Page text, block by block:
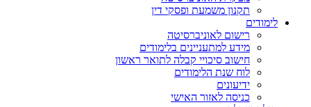
תקנון משמעת ופסקי דין
לימודים
רישום לאוניברסיטה
מידע למתעניינים בלימודים
חישוב סיכויי קבלה לתואר ראשון
לוח שנת הלימודים
ידיעונים
כניסה לאזור האישי